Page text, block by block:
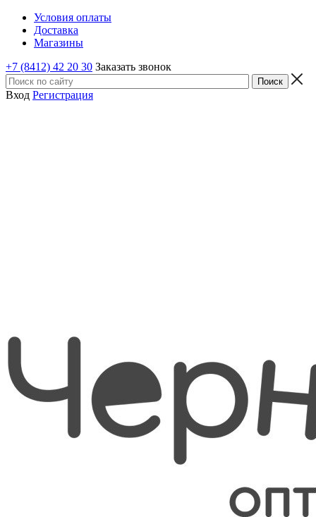
Условия оплаты
Доставка
Магазины
+7 (8412) 42 20 30 Заказать звонок
Вход Регистрация